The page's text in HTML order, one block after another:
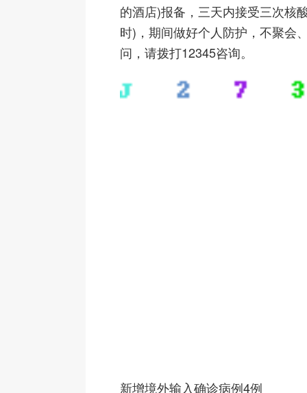
的酒店)报备，三天内接受三次核
时)，期间做好个人防护，不聚会
问，请拨打12345咨询。
新增境外输入确诊病例4例